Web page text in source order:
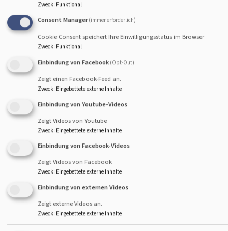
Mit diesem Satz beginnt
Landesbischof Christian
Veränderungsprozesse in
unserer Kirche erläutern will. Veränderungen werden oft als
schmerzlicher Abbau erlebt. Und das ist es auch.
hilft mir angesichts der sich verändernden Bedingungen das
Bild des Umbaus. Denn es geht ja darum auch weiterhin
sichtbar, lebendig und glaubensstark Kirche zu sein. Um
achtsamen Einsatz von Hauptamtlichen und
eine effiziente Verwaltung und einen realistischen Umgang
mit Geld und Immobilien. Die regionale
Gebäudebedarfsplanung ist ein Schritt unter vielen in
Richtung.
Zweck: Funktional
Consent Manager (immer erforderlich)
Cookie Consent speichert Ihre Einwilligungsstatus im Browser
Zweck: Funktional
Einbindung von Facebook (Opt-Out)
Zeigt einen Facebook-Feed an.
Zweck: Eingebettete externe Inhalte
Einbindung von Youtube-Videos
Zeigt Videos von Youtube
Zweck: Eingebettete externe Inhalte
Einbindung von Facebook-Videos
Zeigt Videos von Facebook
Zweck: Eingebettete externe Inhalte
Einbindung von externen Videos
Zeigt externe Videos an.
Zweck: Eingebettete externe Inhalte